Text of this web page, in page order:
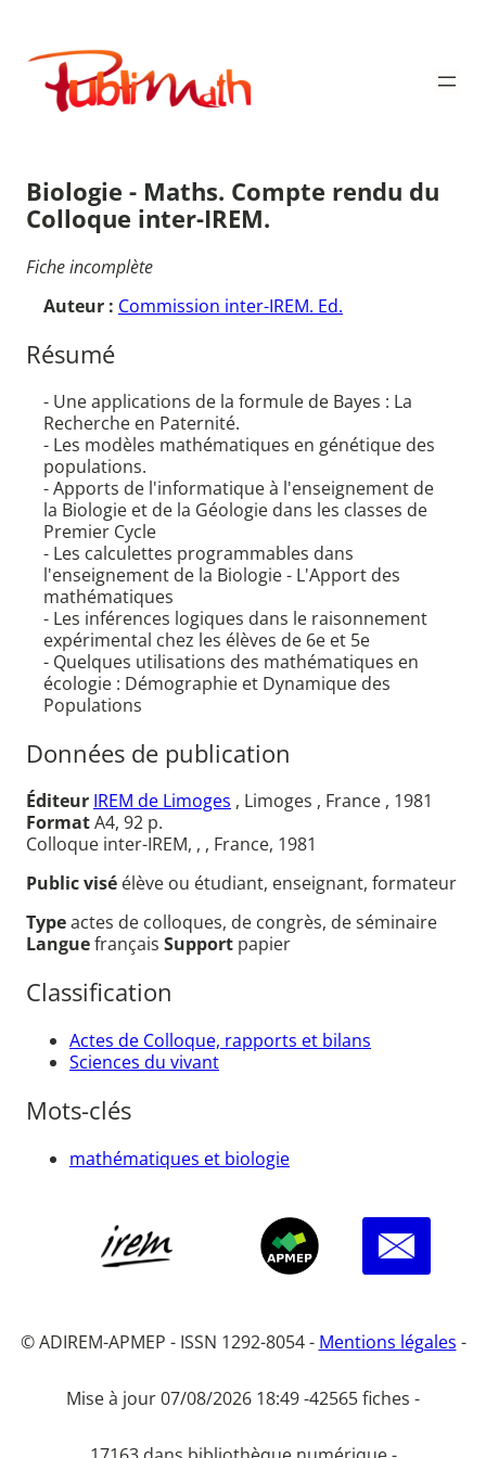
contenu
Publimath
Biologie - Maths. Compte rendu du
Colloque inter-IREM.
Fiche incomplète
Auteur : Commission inter-IREM. Ed.
Résumé
- Une applications de la formule de Bayes : La
Recherche en Paternité.
- Les modèles mathématiques en génétique des
populations.
- Apports de l'informatique à l'enseignement de
la Biologie et de la Géologie dans les classes de
Premier Cycle
- Les calculettes programmables dans
l'enseignement de la Biologie - L'Apport des
mathématiques
- Les inférences logiques dans le raisonnement
expérimental chez les élèves de 6e et 5e
- Quelques utilisations des mathématiques en
écologie : Démographie et Dynamique des
Populations
Données de publication
Éditeur IREM de Limoges , Limoges , France , 1981
FormatA4, 92 p.
Colloque inter-IREM, , , France, 1981
Public visé élève ou étudiant, enseignant, formateur
Typeactes de colloques, de congrès, de séminaire
Languefrançais Support papier
Classification
Actes de Colloque, rapports et bilans
Sciences du vivant
Mots-clés
mathématiques et biologie
© ADIREM-APMEP - ISSN 1292-8054 - Mentions légales -
Mise à jour 07/08/2026 18:49 -42565 fiches -